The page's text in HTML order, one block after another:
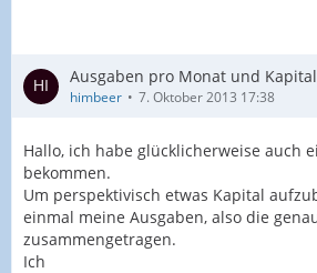
Ausgaben pro Monat und
himbeer 7. Oktober 2013 17:38
Hallo, ich habe glücklicherweise auch
bekommen.
Um perspektivisch etwas Kapital
einmal meine Ausgaben, also die
zusammengetragen.
Ich